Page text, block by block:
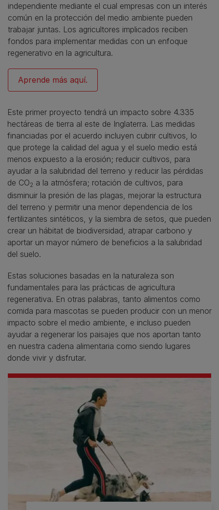
independiente mediante el cual empresas con un interés
común en la protección del medio ambiente pueden
trabajar juntas. Los agricultores implicados reciben
fondos para implementar medidas con un enfoque
regenerativo en la agricultura.
Aprende más aquí.
Este primer proyecto tendrá un impacto sobre 4.335
hectáreas de tierra al este de Inglaterra. Las medidas
financiadas por el acuerdo incluyen cubrir cultivos, lo
que protege la calidad del agua y el suelo medio está
menos expuesto a la erosión; reducir cultivos, para
ayudar a la salubridad del terreno y reducir las pérdidas
de CO2 a la atmósfera; rotación de cultivos, para
disminuir la presión de las plagas, mejorar la estructura
del terreno y permitir una menor dependencia de los
fertilizantes sintéticos, y la siembra de setos, que pueden
crear un hábitat de biodiversidad, atrapar carbono y
aportar un mayor número de beneficios a la salubridad
del suelo.
Estas soluciones basadas en la naturaleza son
fundamentales para las prácticas de agricultura
regenerativa. En otras palabras, tanto alimentos como
comida para mascotas se pueden producir con un menor
impacto sobre el medio ambiente, e incluso pueden
ayudar a regenerar los paisajes que nos aportan tanto
en nuestra cadena alimentaria como siendo lugares
donde vivir y disfrutar.